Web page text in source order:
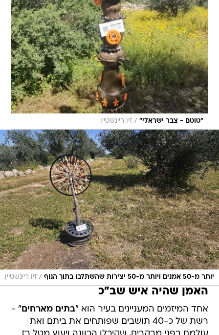
"טוטם - צבר ישראלי" / זיו ריינשטיין
יותר מ-50 אמנים ויותר מ-50 יצירות שהשתלבו בתוך הנוף / זיו ריינשטיין
האמן שהיה איש שב"כ
אחד המיזמים המעניינים בעיר הוא "בתים מארחים" -
רשת של כ-40 תושבים שפותחים את ביתם ואת